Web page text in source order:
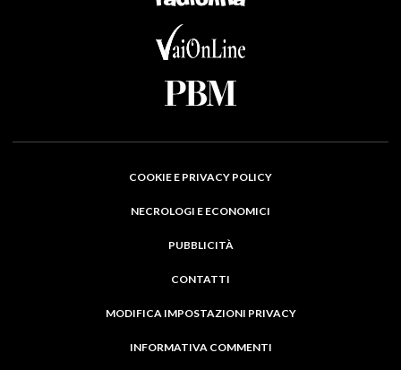
COOKIE E PRIVACY POLICY
NECROLOGI E ECONOMICI
PUBBLICITÀ
CONTATTI
MODIFICA IMPOSTAZIONI PRIVACY
INFORMATIVA COMMENTI